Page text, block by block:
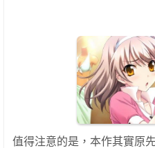
值得注意的是，本作其實原